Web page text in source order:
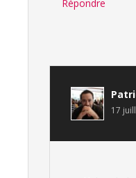
Répondre
17